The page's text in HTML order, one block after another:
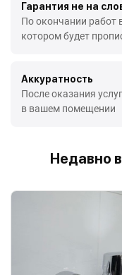
Гарантия не на
По окончании работ
котором будет
Аккуратность
После оказания
в вашем помещении
Недавно